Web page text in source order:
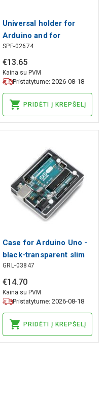
Universal holder for
Arduino and for
breadboard - SparkFun
DEV-11235
SPF-02674
€13.65
Kaina su PVM
Pristatytume: 2026-08-18
PRIDĖTI Į KREPŠELĮ
Case for Arduino Uno -
black-transparent slim
GRL-03847
€14.70
Kaina su PVM
Pristatytume: 2026-08-18
PRIDĖTI Į KREPŠELĮ